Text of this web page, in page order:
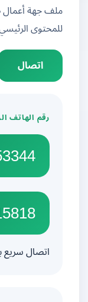
ملف جهة أعمال
للمحتوى الرئيسي
اتصال
رقم الهاتف
اتصال سريع